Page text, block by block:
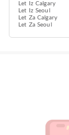
Let Iz Calgary
Let Iz Seoul
Let Za Calgary
Let Za Seoul